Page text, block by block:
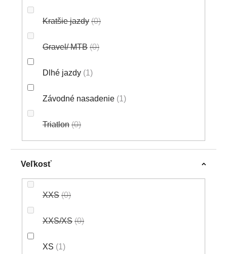
Kratšie jazdy 0
Gravel/ MTB 0
Dlhé jazdy 1
Závodné nasadenie 1
Triatlon 0
Veľkosť
XXS 0
XXS/XS 0
XS 1